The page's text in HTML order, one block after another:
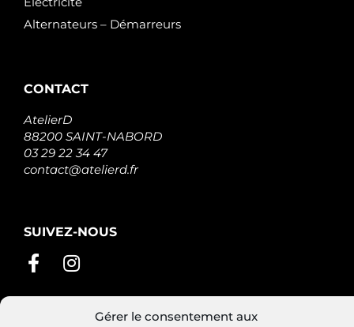
Gérer le consentement aux
Alternateurs – Démarreurs
CONTACT
AtelierD
88200 SAINT-NABORD
03 29 22 34 47
contact@atelierd.fr
SUIVEZ-NOUS